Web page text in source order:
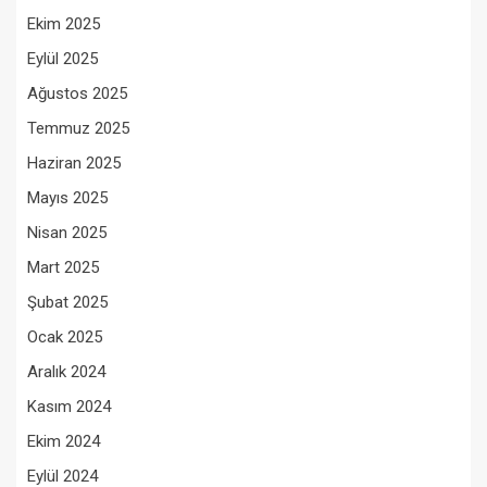
Ekim 2025
Eylül 2025
Ağustos 2025
Temmuz 2025
Haziran 2025
Mayıs 2025
Nisan 2025
Mart 2025
Şubat 2025
Ocak 2025
Aralık 2024
Kasım 2024
Ekim 2024
Eylül 2024